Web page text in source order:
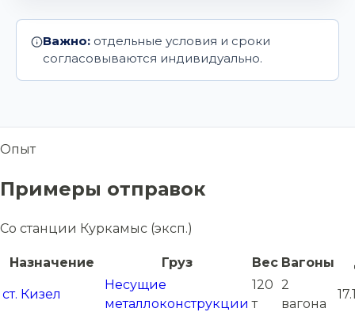
Важно: отдельные условия и сроки
согласовываются индивидуально.
Опыт
Примеры отправок
Со станции Куркамыс (эксп.)
Назначение Груз Вес Вагоны
ст. Кизел
Несущие
металлоконструкции
120
т
2
вагона